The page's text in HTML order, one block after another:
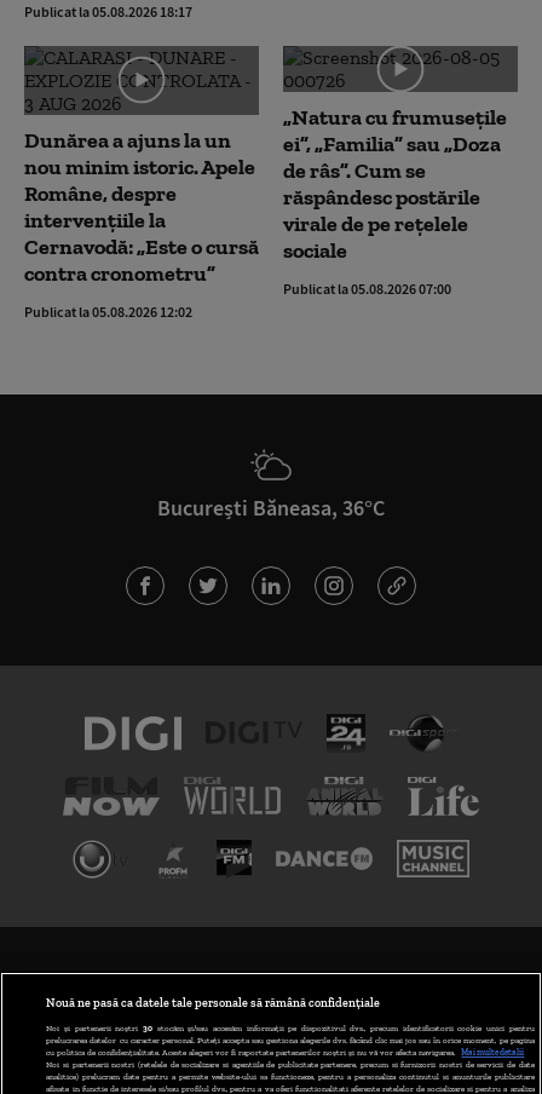
Publicat la 05.08.2026 18:17
Dunărea a ajuns la un
nou minim istoric. Apele
Române, despre
intervențiile la
Cernavodă: „Este o cursă
contra cronometru”
Publicat la 05.08.2026 12:02
„Natura cu frumusețile
ei”, „Familia” sau „Doza
de râs”. Cum se
răspândesc postările
virale de pe rețelele
sociale
Publicat la 05.08.2026 07:00
București Băneasa, 36°C
ABONARE DIGI TV
GESTIONAȚI PREFERINȚELE
Nouă ne pasă ca datele tale personale să rămână confidențiale
Noi și partenerii noștri 30stocăm și/sau accesăm informații pe dispozitivul dvs., precum identificatorii cookie unici pentru
prelucrarea datelor cu caracter personal. Puteți accepta sau gestiona alegerile dvs. făcând clic mai jos sau în orice moment, pe pagina
cu politica de confidențialitate. Aceste alegeri vor fi raportate partenerilor noștri și nu vă vor afecta navigarea.
Mai multe detalii
Noi si partenerii nostri (retelele de socializare si agentiile de publicitate partenere, precum si furnizorii nostri de servicii de date
analitice) prelucram date pentru a permite website-ului sa functioneze, pentru a personaliza continutul si anunturile publicitare
afisate in functie de interesele si/sau profilul dvs., pentru a va oferi functionalitati aferente retelelor de socializare si pentru a analiza